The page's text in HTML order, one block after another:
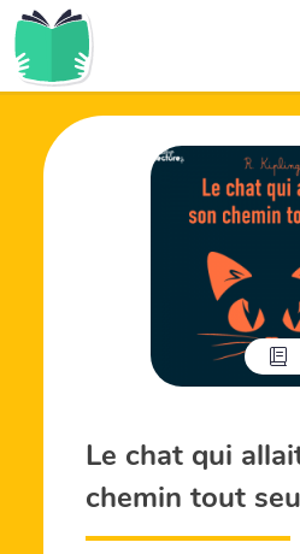
Le chat qui
chemin tout